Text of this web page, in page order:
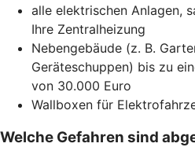
alle elektrischen Anlagen,
Ihre Zentralheizung
Nebengebäude (z. B.
Geräteschuppen) bis zu
von 30.000 Euro
Wallboxen für
Welche Gefahren sind